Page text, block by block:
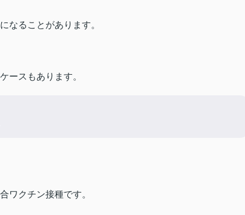
なることがあります。
ースもあります。
ワクチン接種です。